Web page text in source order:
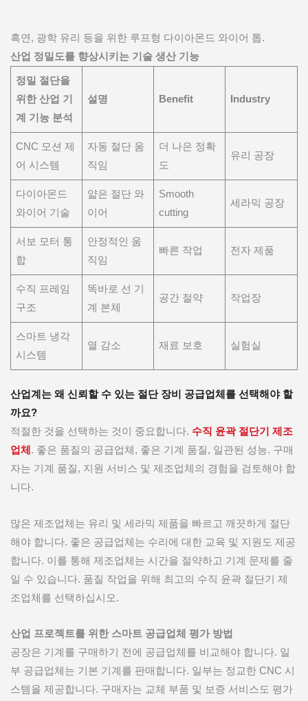
흑연, 광학 유리 등을 위한 루프형 다이아몬드 와이어 톱.
산업 정밀도를 향상시키는 기술 생산 기능
정밀 절단을
위한 산업 기
계 기능 분석
설명 Benefit Industry
CNC 모션 제
어 시스템
자동 절단 움
직임
더 나은 정확
도
유리 공장
다이아몬드
와이어 기술
얇은 절단 와
이어
Smooth
cutting
세라믹 공장
서보 모터 통
합
안정적인 움
직임
빠른 작업 전자 제품
수직 프레임
구조
똑바로 선 기
계 본체
공간 절약 작업장
스마트 냉각
시스템
열 감소 재료 보호 실험실
산업계는 왜 신뢰할 수 있는 절단 장비 공급업체를 선택해야 할
까요?
적절한 것을 선택하는 것이 중요합니다. 수직 윤곽 절단기 제조
업체 . 좋은 품질의 공급업체, 좋은 기계 품질, 일관된 성능. 구매
자는 기계 품질, 지원 서비스 및 제조업체의 경험을 검토해야 합
니다.
많은 제조업체는 유리 및 세라믹 제품을 빠르고 깨끗하게 절단
해야 합니다. 좋은 공급업체는 수리에 대한 교육 및 지원도 제공
합니다. 이를 통해 제조업체는 시간을 절약하고 기계 문제를 줄
일 수 있습니다. 품질 작업을 위해 최고의 수직 윤곽 절단기 제
조업체를 선택하십시오.
산업 프로젝트를 위한 스마트 공급업체 평가 방법
공장은 기계를 구매하기 전에 공급업체를 비교해야 합니다. 일
부 공급업체는 기본 기계를 판매합니다. 일부는 정교한 CNC 시
스템을 제공합니다. 구매자는 교체 부품 및 보증 서비스도 평가